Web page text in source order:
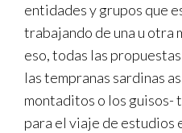
entidades y grupos que
trabajando de una u otra
eso, todas las
las tempranas sardinas
montaditos o los guisos-
para el viaje de estudios